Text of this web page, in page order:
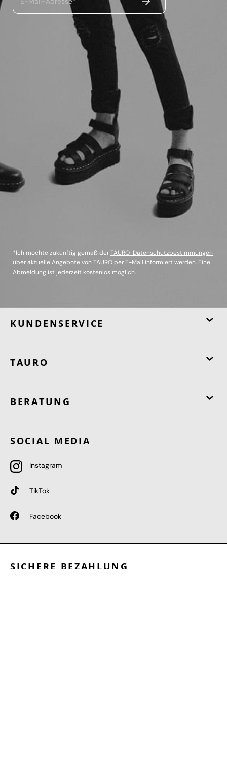
*Ich möchte zukünftig gemäß derTAURO-Datenschutzbestimmungen
über aktuelle Angebote von TAURO per E-Mail informiert werden. Eine
Abmeldung ist jederzeit kostenlos möglich.
KUNDENSERVICE
TAURO
BERATUNG
SOCIAL MEDIA
Instagram
TikTok
Facebook
SICHERE BEZAHLUNG